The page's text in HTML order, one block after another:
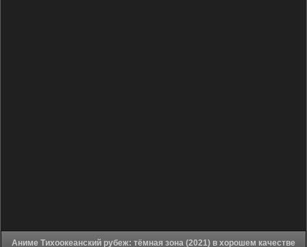
Аниме Тихоокеанский рубеж: тёмная зона (2021) в хорошем качестве